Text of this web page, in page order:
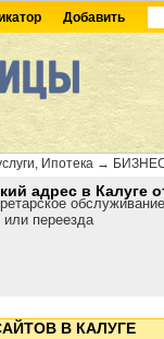
Добавить
Ипотека →
адрес в Калуге
или переезда
В КАЛУГЕ